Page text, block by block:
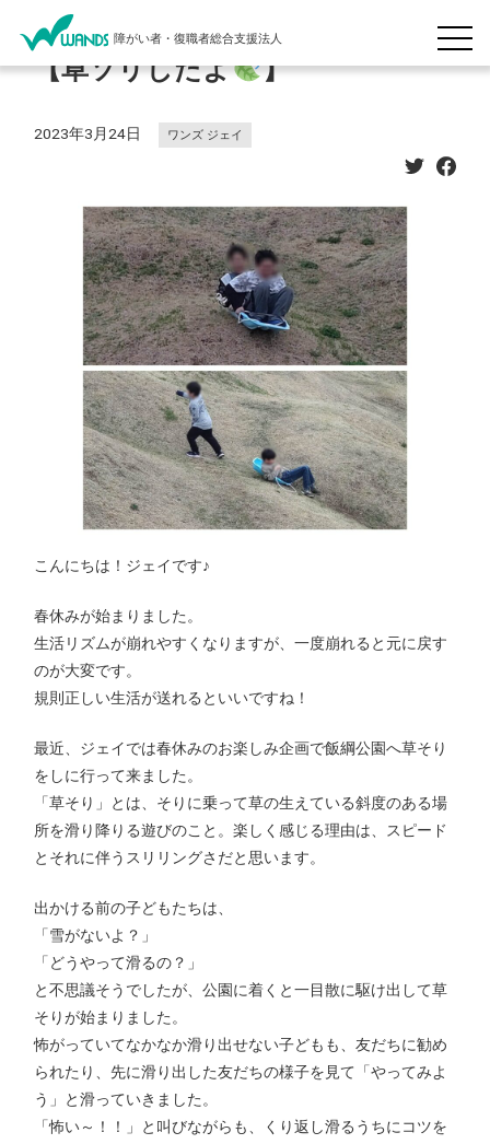
障がい者・復職者総合支援法人
【草ソリしたよ 】
2023年3月24日 ワンズ ジェイ
こんにちは！ジェイです♪
春休みが始まりました。
生活リズムが崩れやすくなりますが、一度崩れると元に戻す
のが大変です。
規則正しい生活が送れるといいですね！
最近、ジェイでは春休みのお楽しみ企画で飯綱公園へ草そり
をしに行って来ました。
「草そり」とは、そりに乗って草の生えている斜度のある場
所を滑り降りる遊びのこと。楽しく感じる理由は、スピード
とそれに伴うスリリングさだと思います。
出かける前の子どもたちは、
「雪がないよ？」
「どうやって滑るの？」
と不思議そうでしたが、公園に着くと一目散に駆け出して草
そりが始まりました。
怖がっていてなかなか滑り出せない子どもも、友だちに勧め
られたり、先に滑り出した友だちの様子を見て「やってみよ
う」と滑っていきました。
「怖い～！！」と叫びながらも、くり返し滑るうちにコツを